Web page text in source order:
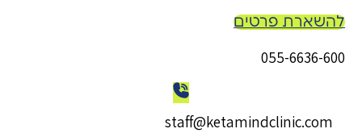
להשארת פרטים
055-6636-600
staff@ketamindclinic.com